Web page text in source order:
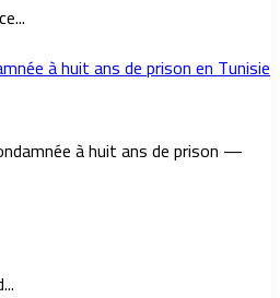
à huit ans de prison en Tunisie
à huit ans de prison —